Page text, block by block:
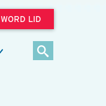
WORD LID